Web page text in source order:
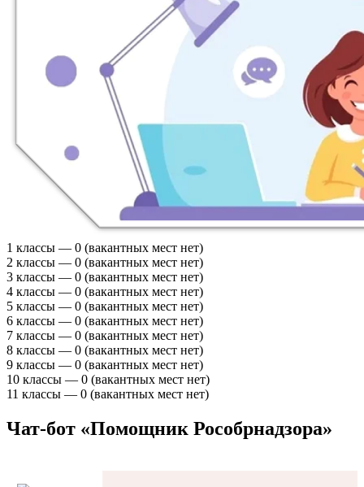
1 классы — 0 (вакантных мест нет)
2 классы — 0 (вакантных мест нет)
3 классы — 0 (вакантных мест нет)
4 классы — 0 (вакантных мест нет)
5 классы — 0 (вакантных мест нет)
6 классы — 0 (вакантных мест нет)
7 классы — 0 (вакантных мест нет)
8 классы — 0 (вакантных мест нет)
9 классы — 0 (вакантных мест нет)
10 классы — 0 (вакантных мест нет)
11 классы — 0 (вакантных мест нет)
Чат-бот «Помощник Рособрнадзора»